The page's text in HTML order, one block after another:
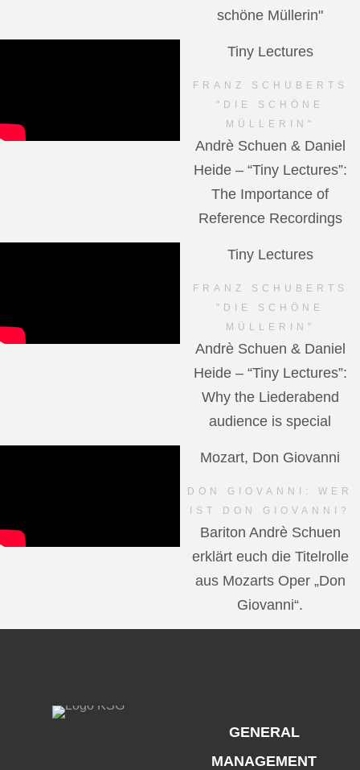
schöne Müllerin"
Tiny Lectures
FRANZ SCHUBERTS
"DIE SCHÖNE
MÜLLERIN"
Andrè Schuen & Daniel
Heide – “Tiny Lectures”:
The Importance of
Reference Recordings
Tiny Lectures
FRANZ SCHUBERTS
"DIE SCHÖNE
MÜLLERIN"
Andrè Schuen & Daniel
Heide – “Tiny Lectures”:
Why the Liederabend
audience is special
Mozart, Don Giovanni
DON GIOVANNI: WER
IST DON GIOVANNI?
Bariton Andrè Schuen
erklärt euch die Titelrolle
aus Mozarts Oper „Don
Giovanni“.
GENERAL
MANAGEMENT